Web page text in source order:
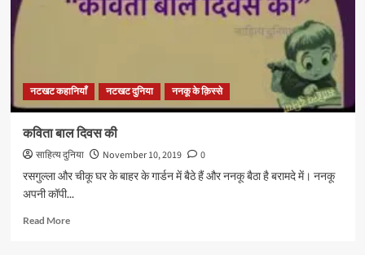
नटखट कहानियाँ नटखट दुनिया ननकू के क़िस्से
कविता बाल दिवस की
साहित्य दुनिया November 10, 2019
0
रसगुल्ला और चीकू घर के बाहर के गार्डन में बैठे हैं और ननकू बैठा है बरामदे में। ननकू
अपनी कॉपी...
Read MoreRead